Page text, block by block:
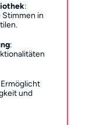
:
in
:
Ermöglicht
und